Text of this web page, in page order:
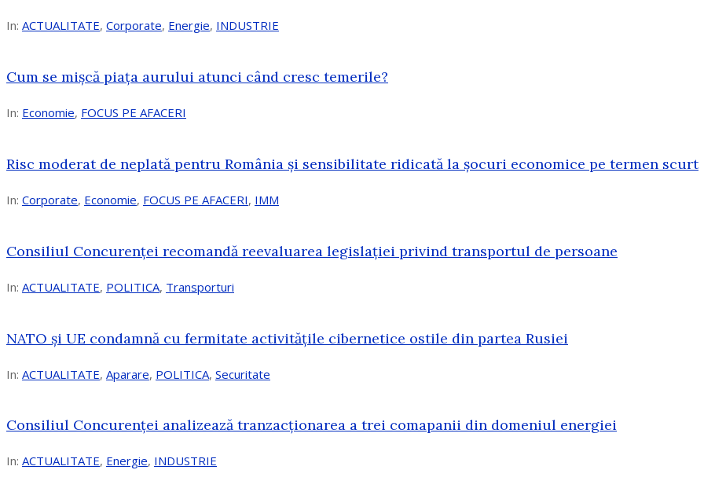
In: ACTUALITATE, Corporate, Energie, INDUSTRIE
Cum se mișcă piața aurului atunci când cresc temerile?
In: Economie, FOCUS PE AFACERI
Risc moderat de neplată pentru România și sensibilitate ridicată la șocuri economice pe termen scurt
In: Corporate, Economie, FOCUS PE AFACERI, IMM
Consiliul Concurenței recomandă reevaluarea legislației privind transportul de persoane
In: ACTUALITATE, POLITICA, Transporturi
NATO și UE condamnă cu fermitate activitățile cibernetice ostile din partea Rusiei
In: ACTUALITATE, Aparare, POLITICA, Securitate
Consiliul Concurenţei analizează tranzacționarea a trei comapanii din domeniul energiei
In: ACTUALITATE, Energie, INDUSTRIE